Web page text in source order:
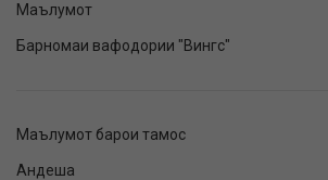
Маълумот
Барномаи вафодории "Вингс"
Маълумот барои тамос
Андеша